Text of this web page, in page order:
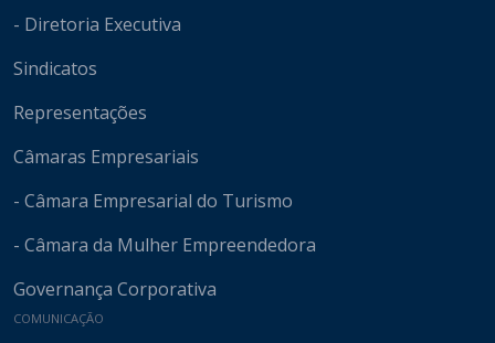
- Diretoria Executiva
Sindicatos
Representações
Câmaras Empresariais
- Câmara Empresarial do Turismo
- Câmara da Mulher Empreendedora
Governança Corporativa
COMUNICAÇÃO